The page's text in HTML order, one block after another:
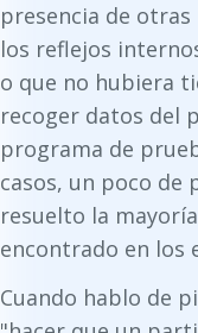
presencia de
los reflejos
o que no hubiera
recoger datos del
programa de
casos, un poco de
resuelto la
encontrado en los
Cuando hablo de